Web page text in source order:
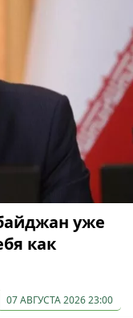
уже
как
07 АВГУСТА 2026 23:00